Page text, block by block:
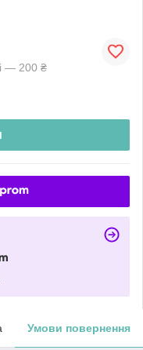
— 200 ₴
Умови повернення